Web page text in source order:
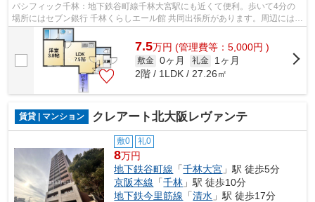
パシフィック千林：地下鉄谷町線千林大宮駅にも近くて便利。歩いて4分の
場所にはセブン銀行 千林くらしエール館 共同出張所があります。周辺には、
徒歩2分で利用できる駅があります。...
7.5万円 (管理費等：5,000円 )
敷金 0ヶ月 礼金
1ヶ月
2階 / 1LDK / 27.26㎡
賃貸 | マンション クレアート北大阪レヴァンテ
敷0 礼0
8万円
地下鉄谷町線 「千林大宮 」駅 徒歩5分
京阪本線 「千林 」駅 徒歩10分
地下鉄今里筋線 「清水 」駅 徒歩17分